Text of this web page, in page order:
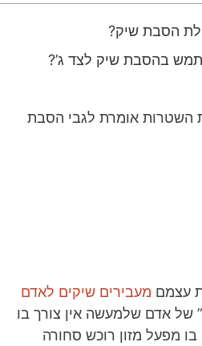
הסבת שיק?
בהסבת שיק לצד ג’?
השטרות אומרת לגבי הסבת
עצמם מעבירים שיקים לאדם
של אדם שלמעשה אין צורך בו
מפעל מזון רוכש סחורה